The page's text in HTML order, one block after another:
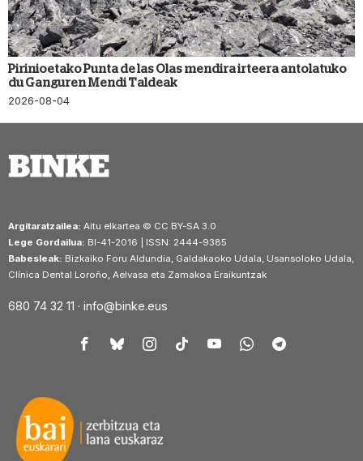
Pirinioetako Punta de las Olas mendira irteera antolatuko
du Ganguren Mendi Taldeak
2026-08-04
Argitaratzailea: Aitu elkartea © CC BY-SA 3.0
Lege Gordailua: BI-41-2016 | ISSN: 2444-9385
Babesleak: Bizkaiko Foru Aldundia, Galdakaoko Udala, Usansoloko Udala,
Clínica Dental Loroño, Aelvasa eta Zamakoa Eraikuntzak
680 74 32 11 · info@binke.eus